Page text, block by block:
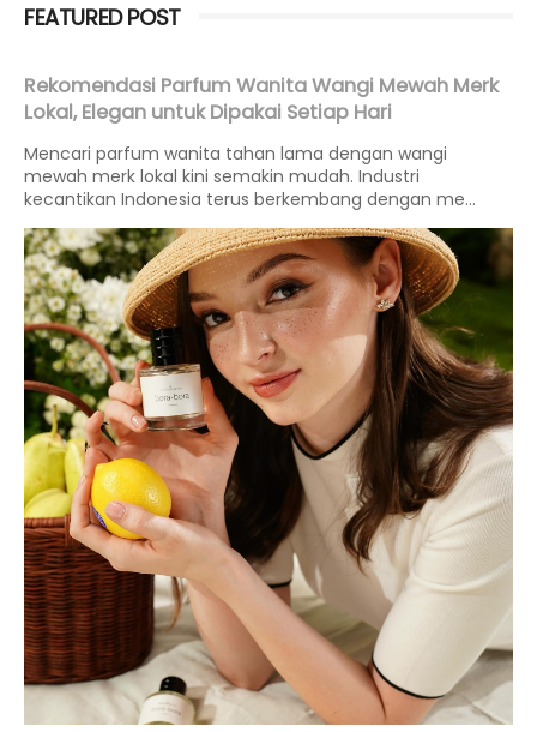
FEATURED POST
Rekomendasi Parfum Wanita Wangi Mewah Merk
Lokal, Elegan untuk Dipakai Setiap Hari
Mencari parfum wanita tahan lama dengan wangi
mewah merk lokal kini semakin mudah. Industri
kecantikan Indonesia terus berkembang dengan me...